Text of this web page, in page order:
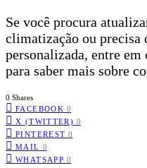
Se você procura
climatização ou precisa
personalizada, entre
para saber mais sobre
0 Shares
FACEBOOK 0
X (TWITTER) 0
PINTEREST 0
MAIL 0
WHATSAPP 0